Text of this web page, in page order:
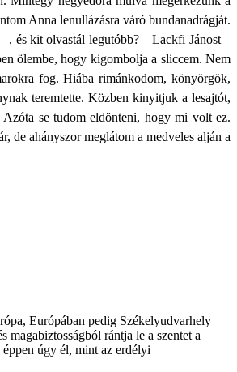
Anna lenullázásra váró bundanadrágját.
és kit olvastál legutóbb? – Lackfi Jánost –
ölembe, hogy kigombolja a sliccem. Nem
fog. Hiába rimánkodom, könyörgök,
teremtette. Közben kinyitjuk a lesajtót,
se tudom eldönteni, hogy mi volt ez.
de ahányszor meglátom a medveles alján a
Európában pedig Székelyudvarhely
magabiztosságból rántja le a szentet a
úgy él, mint az erdélyi